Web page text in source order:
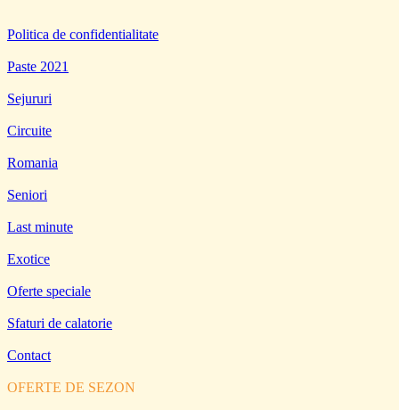
Politica de confidentialitate
Paste 2021
Sejururi
Circuite
Romania
Seniori
Last minute
Exotice
Oferte speciale
Sfaturi de calatorie
Contact
OFERTE DE SEZON